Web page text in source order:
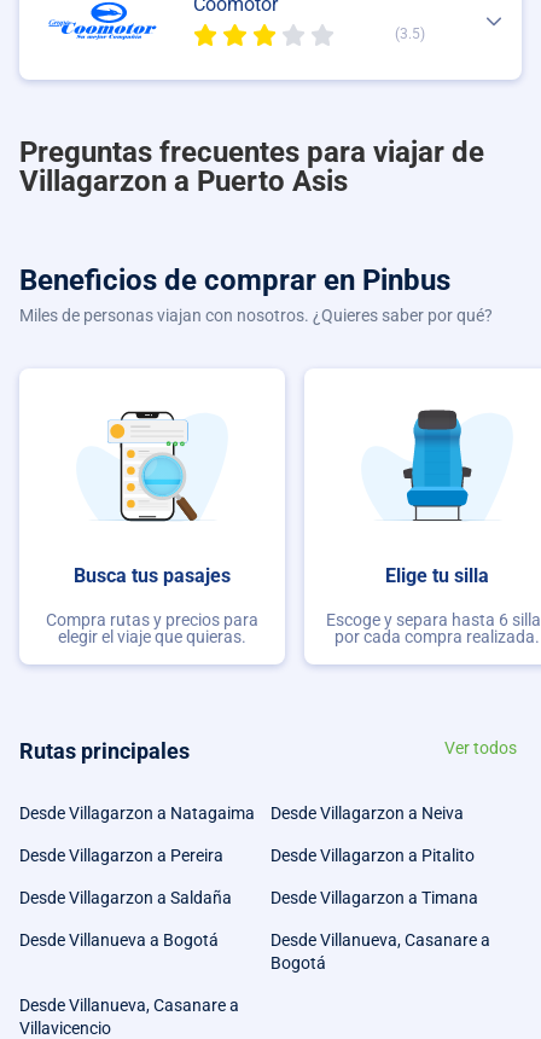
(3.5)
Preguntas frecuentes para viajar de
Villagarzon a Puerto Asis
Beneficios de comprar en Pinbus
Miles de personas viajan con nosotros. ¿Quieres saber por qué?
Busca tus pasajes
Compra rutas y precios para
elegir el viaje que quieras.
Elige tu silla
Escoge y separa hasta 6
por cada compra realizada.
Rutas principales Ver todos
Desde Villagarzon a Natagaima Desde Villagarzon a Neiva
Desde Villagarzon a Pereira Desde Villagarzon a Pitalito
Desde Villagarzon a Saldaña Desde Villagarzon a Timana
Desde Villanueva a Bogotá
Desde Villanueva, Casanare a
Bogotá
Desde Villanueva, Casanare a
Villavicencio